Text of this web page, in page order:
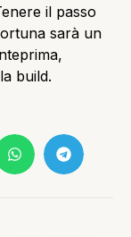
il passo
sarà un
build.